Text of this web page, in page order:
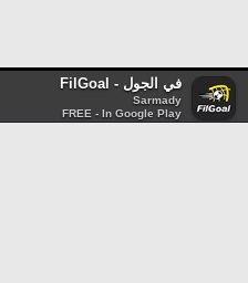
في الجول - FilGoal
Sarmady
FREE - In Google Play